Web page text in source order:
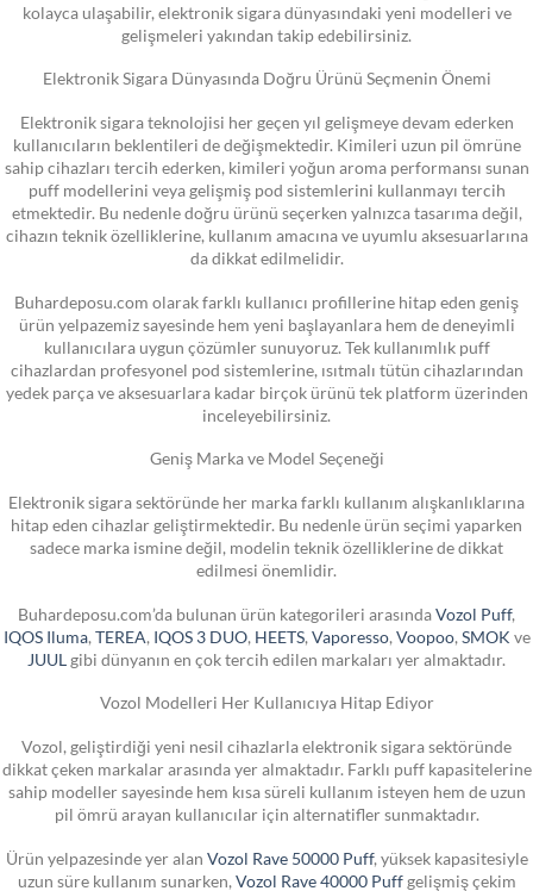
kolayca ulaşabilir, elektronik sigara dünyasındaki yeni modelleri ve
gelişmeleri yakından takip edebilirsiniz.
Elektronik Sigara Dünyasında Doğru Ürünü Seçmenin Önemi
Elektronik sigara teknolojisi her geçen yıl gelişmeye devam ederken
kullanıcıların beklentileri de değişmektedir. Kimileri uzun pil ömrüne
sahip cihazları tercih ederken, kimileri yoğun aroma performansı sunan
puff modellerini veya gelişmiş pod sistemlerini kullanmayı tercih
etmektedir. Bu nedenle doğru ürünü seçerken yalnızca tasarıma değil,
cihazın teknik özelliklerine, kullanım amacına ve uyumlu aksesuarlarına
da dikkat edilmelidir.
Buhardeposu.com olarak farklı kullanıcı profillerine hitap eden geniş
ürün yelpazemiz sayesinde hem yeni başlayanlara hem de deneyimli
kullanıcılara uygun çözümler sunuyoruz. Tek kullanımlık puff
cihazlardan profesyonel pod sistemlerine, ısıtmalı tütün cihazlarından
yedek parça ve aksesuarlara kadar birçok ürünü tek platform üzerinden
inceleyebilirsiniz.
Geniş Marka ve Model Seçeneği
Elektronik sigara sektöründe her marka farklı kullanım alışkanlıklarına
hitap eden cihazlar geliştirmektedir. Bu nedenle ürün seçimi yaparken
sadece marka ismine değil, modelin teknik özelliklerine de dikkat
edilmesi önemlidir.
Buhardeposu.com’da bulunan ürün kategorileri arasındaVozol Puff,
IQOS Iluma, TEREA IQOS 3 DUO, HEETS, Vaporesso, Voopoo, SMOK ve
JUUL gibi dünyanın en çok tercih edilen markaları yer almaktadır.
Vozol Modelleri Her Kullanıcıya Hitap Ediyor
Vozol, geliştirdiği yeni nesil cihazlarla elektronik sigara sektöründe
dikkat çeken markalar arasında yer almaktadır. Farklı puff kapasitelerine
sahip modeller sayesinde hem kısa süreli kullanım isteyen hem de uzun
pil ömrü arayan kullanıcılar için alternatifler sunmaktadır.
Ürün yelpazesinde yer alan Vozol Rave 50000 Puff, yüksek kapasitesiyle
uzun süre kullanım sunarken, Vozol Rave 40000 Puffgelişmiş çekim